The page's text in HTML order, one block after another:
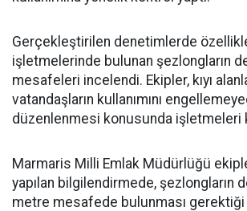
Gerçekleştirilen denetimlerde
işletmelerinde bulunan şezlongların
mesafeleri incelendi. Ekipler, kıyı
vatandaşların kullanımını
düzenlenmesi konusunda işletmeleri
Marmaris Milli Emlak Müdürlüğü
yapılan bilgilendirmede, şezlongların
metre mesafede bulunması